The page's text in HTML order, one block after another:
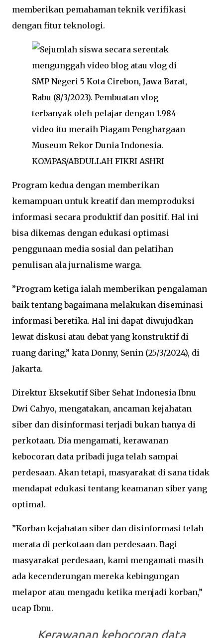
memberikan pemahaman teknik verifikasi
dengan fitur teknologi.
KOMPAS/ABDULLAH FIKRI ASHRI
Program kedua dengan memberikan
kemampuan untuk kreatif dan memproduksi
informasi secara produktif dan positif. Hal ini
bisa dikemas dengan edukasi optimasi
penggunaan media sosial dan pelatihan
penulisan ala jurnalisme warga.
”Program ketiga ialah memberikan pengalaman
baik tentang bagaimana melakukan diseminasi
informasi beretika. Hal ini dapat diwujudkan
lewat diskusi atau debat yang konstruktif di
ruang daring,” kata Donny, Senin (25/3/2024), di
Jakarta.
Direktur Eksekutif Siber Sehat Indonesia Ibnu
Dwi Cahyo, mengatakan, ancaman kejahatan
siber dan disinformasi terjadi bukan hanya di
perkotaan. Dia mengamati, kerawanan
kebocoran data pribadi juga telah sampai
perdesaan. Akan tetapi, masyarakat di sana tidak
mendapat edukasi tentang keamanan siber yang
optimal.
”Korban kejahatan siber dan disinformasi telah
merata di perkotaan dan perdesaan. Bagi
masyarakat perdesaan, kami mengamati masih
ada kecenderungan mereka kebingungan
melapor atau mengadu ketika menjadi korban,”
ucap Ibnu.
Kerawanan kebocoran data